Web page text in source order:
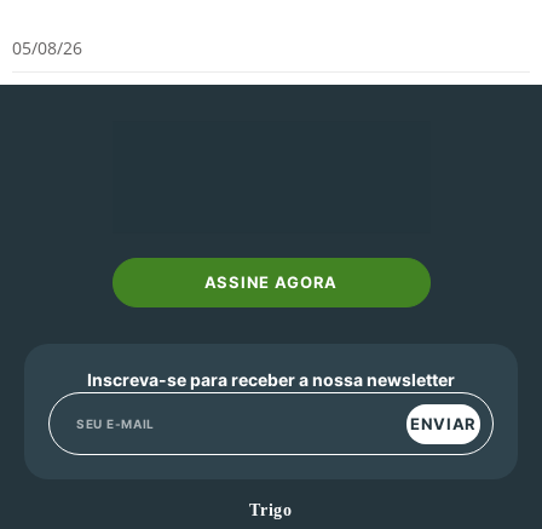
05/08/26
ASSINE AGORA
Inscreva-se para receber a nossa newsletter
ENVIAR
Trigo